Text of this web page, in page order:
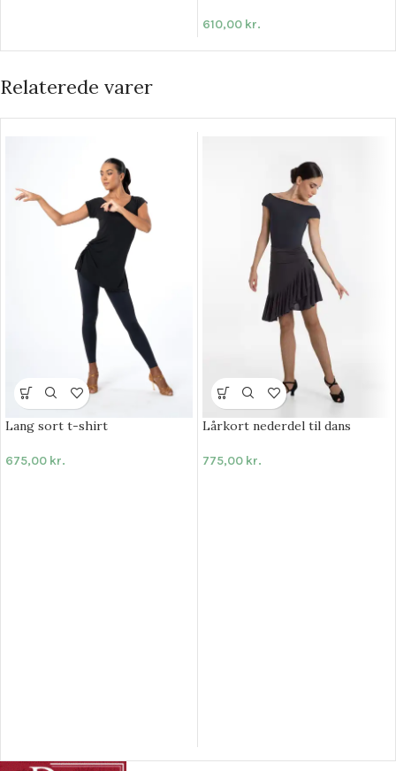
610,00 kr.
Relaterede varer
Lang sort t-shirt
675,00 kr.
Lårkort nederdel til dans
775,00 kr.